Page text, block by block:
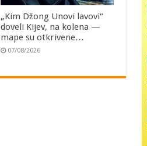
„Kim Džong Unovi lavovi“
doveli Kijev, na kolena —
mape su otkrivene…
07/08/2026